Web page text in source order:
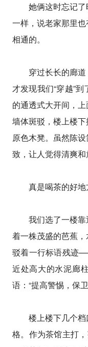
她俩这时忘记了
一样，说老家那里
相通的。
穿过长长的廊道
才发现我们“穿越”
的通透式大开间，
墙体斑驳，楼上楼
原色木凳。虽然陈
致，让人觉得清爽和
真是喝茶的好地
我们选了一楼靠
着一株茂盛的芭蕉
驳着一行标语残迹
近处高大的水泥廊
语：“提高警惕，保卫
楼上楼下几个档
格。作为茶馆主打